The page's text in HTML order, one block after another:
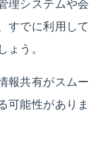
理システムや会
すでに利用して
ょう。
報共有がスムー
可能性がありま